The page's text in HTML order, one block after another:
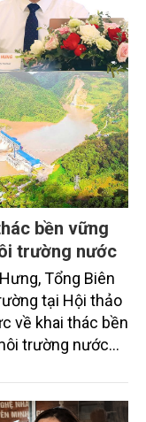
bền vững
trường nước
Tổng Biên
tại Hội thảo
về khai thác bền
trường nước
và Môi trường
Hội thảo thu